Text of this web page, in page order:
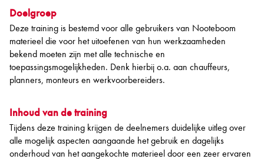
Doelgroep
Deze training is bestemd voor alle gebruikers van Nooteboom
materieel die voor het uitoefenen van hun werkzaamheden
bekend moeten zijn met alle technische en
toepassingsmogelijkheden. Denk hierbij o.a. aan chauffeurs,
planners, monteurs en werkvoorbereiders.
Inhoud van de training
Tijdens deze training krijgen de deelnemers duidelijke uitleg over
alle mogelijk aspecten aangaande het gebruik en dagelijks
onderhoud van het aangekochte materieel door een zeer ervaren